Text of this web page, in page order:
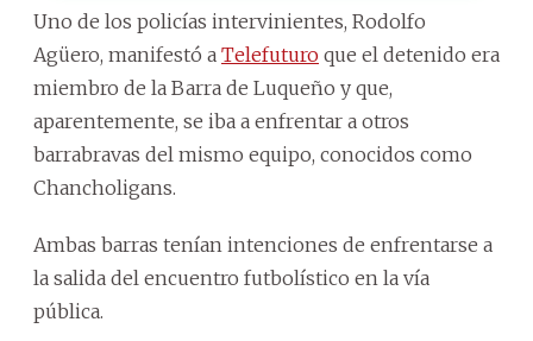
Uno de los policías intervinientes, Rodolfo
Agüero, manifestó a Telefuturo que el detenido era
miembro de la Barra de Luqueño y que,
aparentemente, se iba a enfrentar a otros
barrabravas del mismo equipo, conocidos como
Chancholigans.
Ambas barras tenían intenciones de enfrentarse a
la salida del encuentro futbolístico en la vía
pública.